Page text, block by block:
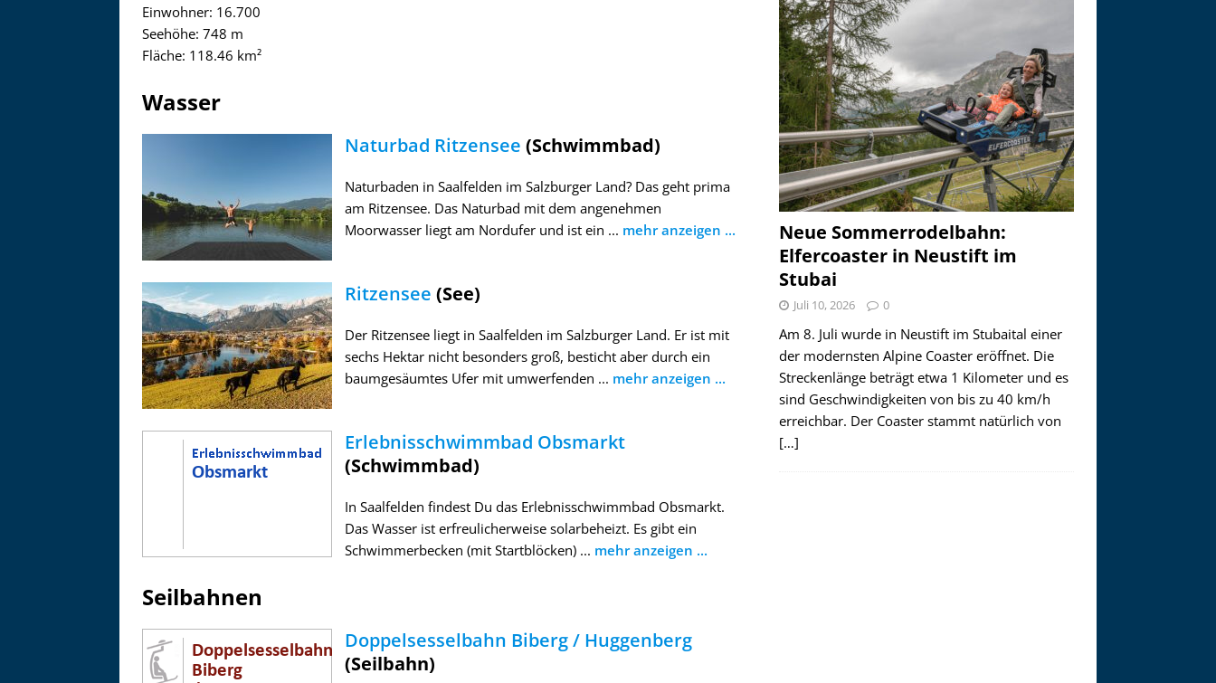
Einwohner: 16.700
Seehöhe: 748 m
Fläche: 118.46 km²
Wasser
Naturbad Ritzensee (Schwimmbad)
Naturbaden in Saalfelden im Salzburger Land? Das geht prima
am Ritzensee. Das Naturbad mit dem angenehmen
Moorwasser liegt am Nordufer und ist ein ... mehr anzeigen ...
Ritzensee (See)
Der Ritzensee liegt in Saalfelden im Salzburger Land. Er ist mit
sechs Hektar nicht besonders groß, besticht aber durch ein
baumgesäumtes Ufer mit umwerfenden ... mehr anzeigen ...
Erlebnisschwimmbad Obsmarkt
(Schwimmbad)
In Saalfelden findest Du das Erlebnisschwimmbad Obsmarkt.
Das Wasser ist erfreulicherweise solarbeheizt. Es gibt ein
Schwimmerbecken (mit Startblöcken) ... mehr anzeigen ...
Seilbahnen
Doppelsesselbahn Biberg / Huggenberg
(Seilbahn)
Neue Sommerrodelbahn:
Elfercoaster in Neustift im
Stubai
Juli 10, 2026 0
Am 8. Juli wurde in Neustift im Stubaital einer
der modernsten Alpine Coaster eröffnet. Die
Streckenlänge beträgt etwa 1 Kilometer und es
sind Geschwindigkeiten von bis zu 40 km/h
erreichbar. Der Coaster stammt natürlich von
[…]